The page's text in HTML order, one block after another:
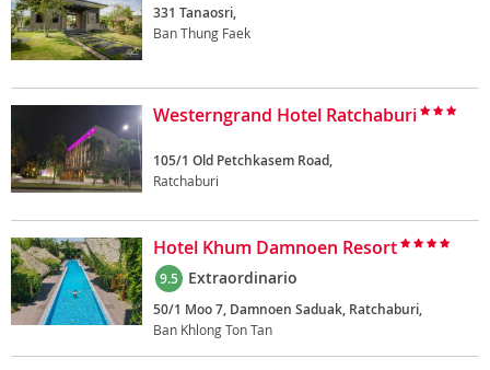
331 Tanaosri,
Ban Thung Faek
Westerngrand Hotel Ratchaburi
105/1 Old Petchkasem Road,
Ratchaburi
Hotel Khum Damnoen Resort
9.5 Extraordinario
50/1 Moo 7, Damnoen Saduak, Ratchaburi,
Ban Khlong Ton Tan